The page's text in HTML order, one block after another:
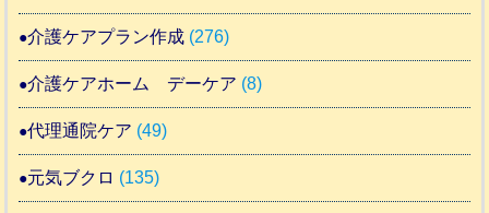
介護ケアプラン作成 (276)
介護ケアホーム デーケア (8)
代理通院ケア (49)
元気ブクロ (135)